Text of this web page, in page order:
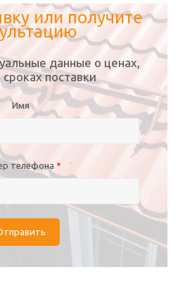
или получите
данные о ценах,
поставки
Имя
телефона *